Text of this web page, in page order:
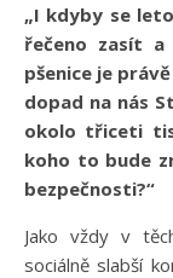
„I kdyby se
řečeno zasít
pšenice je
dopad na nás
okolo třiceti
koho to bude
bezpečnosti?“
Jako vždy v
sociálně slabší